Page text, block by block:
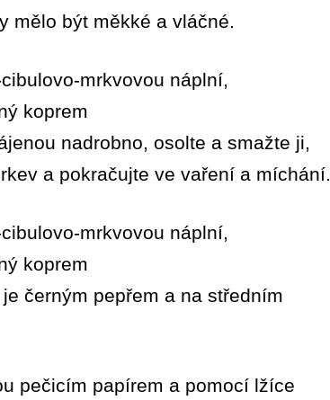
mělo být měkké a vláčné.
nadrobno, osolte a smažte ji,
a pokračujte ve vaření a míchání.
černým pepřem a na středním
pečicím papírem a pomocí lžíce